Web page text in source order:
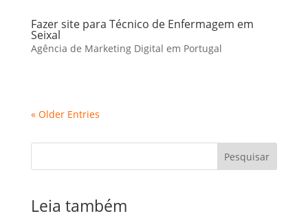
Fazer site para Técnico de Enfermagem em
Seixal
Agência de Marketing Digital em Portugal
« Older Entries
Pesquisar
Leia também